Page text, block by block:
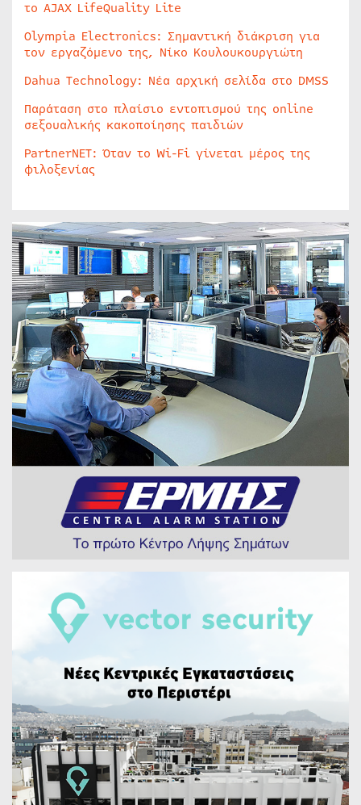
το AJAX LifeQuality Lite
Olympia Electronics: Σημαντική διάκριση για
τον εργαζόμενο της, Νίκο Κουλουκουργιώτη
Dahua Technology: Νέα αρχική σελίδα στο DMSS
Παράταση στο πλαίσιο εντοπισμού της online
σεξουαλικής κακοποίησης παιδιών
PartnerNET: Όταν το Wi-Fi γίνεται μέρος της
φιλοξενίας